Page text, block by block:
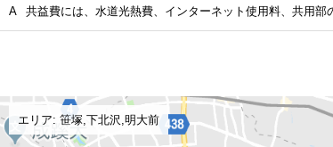
A
共益費には、水道光熱費、インターネット使用料、共用部
エリア: 笹塚,下北沢,明大前